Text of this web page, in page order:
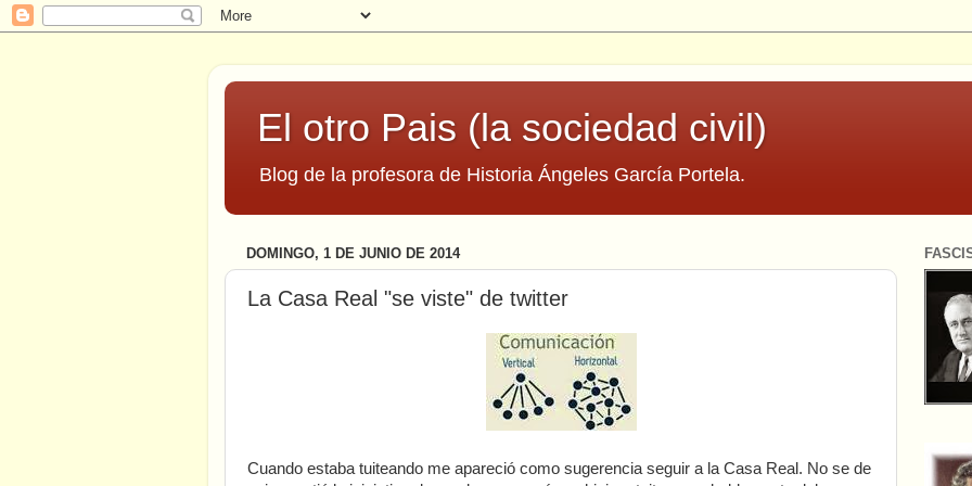
El otro Pais (la sociedad civil)
Blog de la profesora de Historia Ángeles García Portela.
DOMINGO, 1 DE JUNIO DE 2014
La Casa Real "se viste" de twitter
Cuando estaba tuiteando me apareció como sugerencia seguir a la Casa Real. No se de